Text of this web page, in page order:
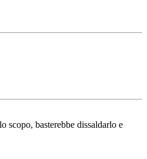
scopo, basterebbe dissaldarlo e